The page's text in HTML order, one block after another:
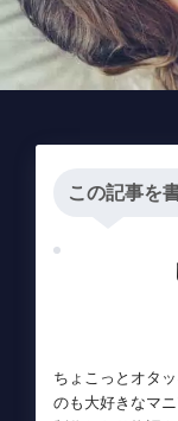
この記事を
ちょこっとオタ
のも大好きなマ